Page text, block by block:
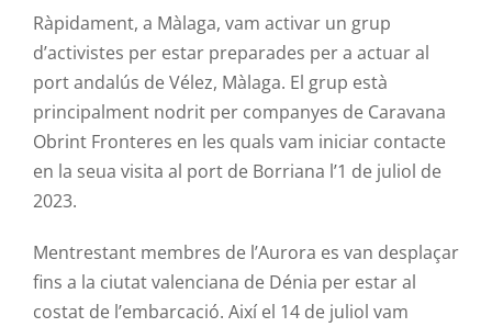
Ràpidament, a Màlaga, vam activar un grup
d’activistes per estar preparades per a actuar al
port andalús deVélez, Màlaga. El grup està
principalment nodrit per companyes de Caravana
Obrint Fronteres en les quals vam iniciar contacte
en la seua visita al port de Borriana l’1 de juliol de
2023.
Mentrestant membres de l’Aurora es van desplaçar
fins a la ciutat valenciana de Dénia per estar al
costat de l’embarcació. Així el 14 de juliol vam